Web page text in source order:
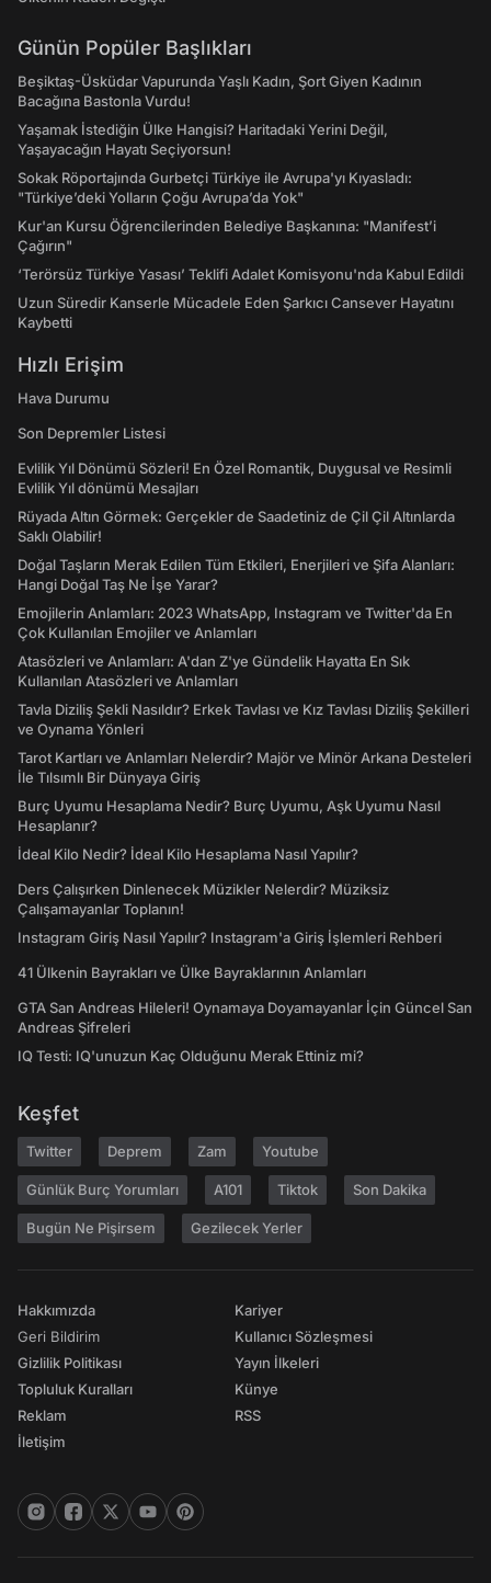
Günün Popüler Başlıkları
Beşiktaş-Üsküdar Vapurunda Yaşlı Kadın, Şort Giyen Kadının
Bacağına Bastonla Vurdu!
Yaşamak İstediğin Ülke Hangisi? Haritadaki Yerini Değil,
Yaşayacağın Hayatı Seçiyorsun!
Sokak Röportajında Gurbetçi Türkiye ile Avrupa'yı Kıyasladı:
"Türkiye’deki Yolların Çoğu Avrupa’da Yok"
Kur'an Kursu Öğrencilerinden Belediye Başkanına: "Manifest’i
Çağırın"
‘Terörsüz Türkiye Yasası’ Teklifi Adalet Komisyonu'nda Kabul Edildi
Uzun Süredir Kanserle Mücadele Eden Şarkıcı Cansever Hayatını
Kaybetti
Hızlı Erişim
Hava Durumu
Son Depremler Listesi
Evlilik Yıl Dönümü Sözleri! En Özel Romantik, Duygusal ve Resimli
Evlilik Yıl dönümü Mesajları
Rüyada Altın Görmek: Gerçekler de Saadetiniz de Çil Çil Altınlarda
Saklı Olabilir!
Doğal Taşların Merak Edilen Tüm Etkileri, Enerjileri ve Şifa Alanları:
Hangi Doğal Taş Ne İşe Yarar?
Emojilerin Anlamları: 2023 WhatsApp, Instagram ve Twitter'da En
Çok Kullanılan Emojiler ve Anlamları
Atasözleri ve Anlamları: A'dan Z'ye Gündelik Hayatta En Sık
Kullanılan Atasözleri ve Anlamları
Tavla Diziliş Şekli Nasıldır? Erkek Tavlası ve Kız Tavlası Diziliş Şekilleri
ve Oynama Yönleri
Tarot Kartları ve Anlamları Nelerdir? Majör ve Minör Arkana Desteleri
İle Tılsımlı Bir Dünyaya Giriş
Burç Uyumu Hesaplama Nedir? Burç Uyumu, Aşk Uyumu Nasıl
Hesaplanır?
İdeal Kilo Nedir? İdeal Kilo Hesaplama Nasıl Yapılır?
Ders Çalışırken Dinlenecek Müzikler Nelerdir? Müziksiz
Çalışamayanlar Toplanın!
Instagram Giriş Nasıl Yapılır? Instagram'a Giriş İşlemleri Rehberi
41 Ülkenin Bayrakları ve Ülke Bayraklarının Anlamları
GTA San Andreas Hileleri! Oynamaya Doyamayanlar İçin Güncel San
Andreas Şifreleri
IQ Testi: IQ'unuzun Kaç Olduğunu Merak Ettiniz mi?
Keşfet
Twitter Deprem Zam Youtube
Günlük Burç Yorumları A101 Tiktok Son Dakika
Bugün Ne Pişirsem Gezilecek Yerler
Hakkımızda
Geri Bildirim
Gizlilik Politikası
Topluluk Kuralları
Reklam
İletişim
Kariyer
Kullanıcı Sözleşmesi
Yayın İlkeleri
Künye
RSS